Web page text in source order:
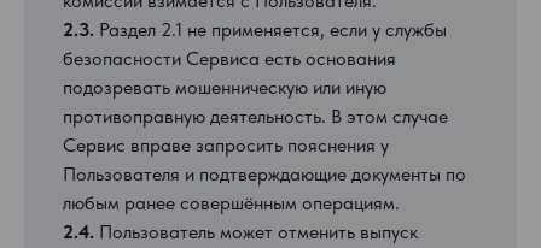
2.3. Раздел 2.1 не применяется, если у службы
безопасности Сервиса есть основания
подозревать мошенническую или иную
противоправную деятельность. В этом случае
Сервис вправе запросить пояснения у
Пользователя и подтверждающие документы по
любым ранее совершённым операциям.
2.4. Пользователь может отменить выпуск